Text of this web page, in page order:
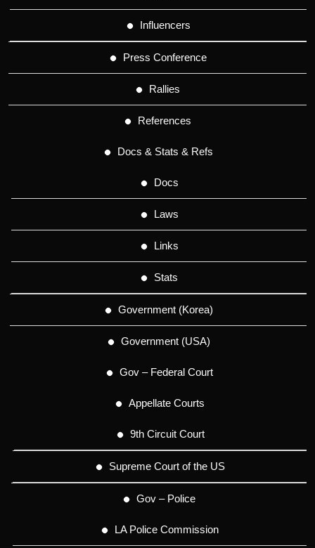
Influencers
Press Conference
Rallies
References
Docs & Stats & Refs
Docs
Laws
Links
Stats
Government (Korea)
Government (USA)
Gov – Federal Court
Appellate Courts
9th Circuit Court
Supreme Court of the US
Gov – Police
LA Police Commission